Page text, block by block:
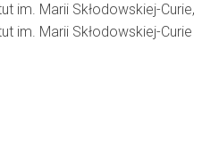
im. Marii Skłodowskiej-Curie,
im. Marii Skłodowskiej-Curie